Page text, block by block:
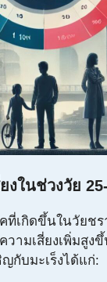
งในช่วงวัย
ที่เกิดขึ้นในวัยช
วามเสี่ยงเพิ่มสูง
กับมะเร็งได้แก่: